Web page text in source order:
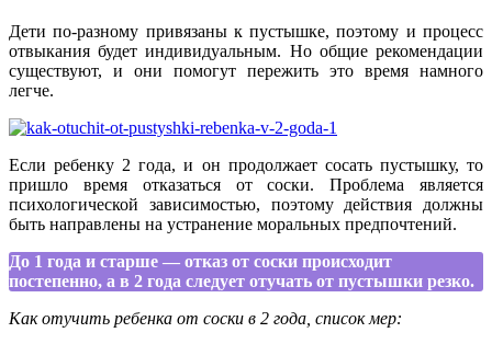
Дети по-разному привязаны к пустышке, поэтому и процесс
отвыкания будет индивидуальным. Но общие рекомендации
существуют, и они помогут пережить это время намного
легче.
Если ребенку 2 года, и он продолжает сосать пустышку, то
пришло время отказаться от соски. Проблема является
психологической зависимостью, поэтому действия должны
быть направлены на устранение моральных предпочтений.
До 1 года и старше — отказ от соски происходит
постепенно, а в 2 года следует отучать от пустышки резко.
Как отучить ребенка от соски в 2 года, список мер: